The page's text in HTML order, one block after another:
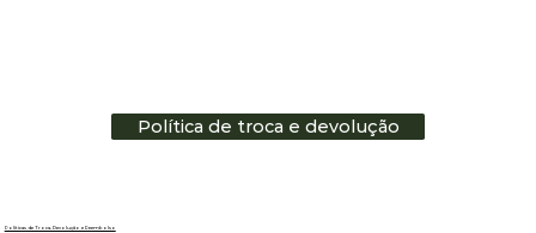
Políticas de Troca, Devolução e Reembolso
Política de troca e devolução